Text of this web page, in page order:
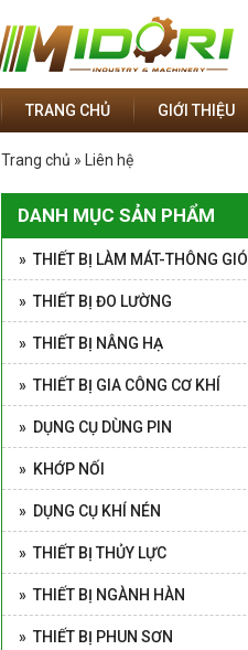
TRANG CHỦ GIỚI THIỆU
Trang chủ » Liên hệ
DANH MỤC SẢN PHẨM
» THIẾT BỊ LÀM MÁT-THÔNG GIÓ
» THIẾT BỊ ĐO LƯỜNG
» THIẾT BỊ NÂNG HẠ
» THIẾT BỊ GIA CÔNG CƠ KHÍ
» DỤNG CỤ DÙNG PIN
» KHỚP NỐI
» DỤNG CỤ KHÍ NÉN
» THIẾT BỊ THỦY LỰC
» THIẾT BỊ NGÀNH HÀN
» THIẾT BỊ PHUN SƠN